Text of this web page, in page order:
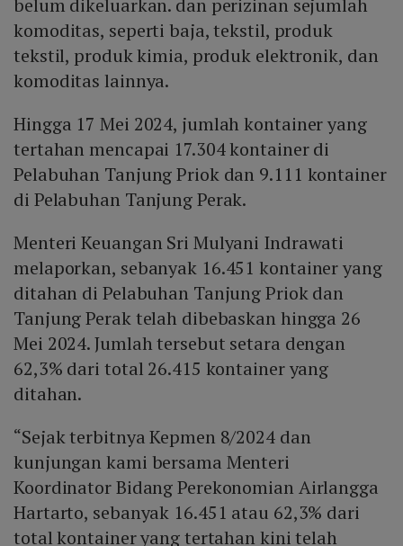
belum dikeluarkan. dan perizinan sejumlah
komoditas, seperti baja, tekstil, produk
tekstil, produk kimia, produk elektronik, dan
komoditas lainnya.
Hingga 17 Mei 2024, jumlah kontainer yang
tertahan mencapai 17.304 kontainer di
Pelabuhan Tanjung Priok dan 9.111 kontainer
di Pelabuhan Tanjung Perak.
Menteri Keuangan Sri Mulyani Indrawati
melaporkan, sebanyak 16.451 kontainer yang
ditahan di Pelabuhan Tanjung Priok dan
Tanjung Perak telah dibebaskan hingga 26
Mei 2024. Jumlah tersebut setara dengan
62,3% dari total 26.415 kontainer yang
ditahan.
“Sejak terbitnya Kepmen 8/2024 dan
kunjungan kami bersama Menteri
Koordinator Bidang Perekonomian Airlangga
Hartarto, sebanyak 16.451 atau 62,3% dari
total kontainer yang tertahan kini telah